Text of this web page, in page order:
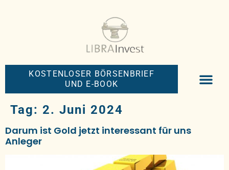
KOSTENLOSER BÖRSENBRIEF
UND E-BOOK
Tag: 2. Juni 2024
Darum ist Gold jetzt interessant für uns
Anleger